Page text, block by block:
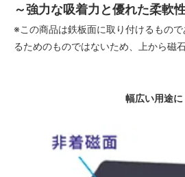
～強力な吸着力と優れた柔軟
※この商品は鉄板面に取り付けるもの
るためのものではないため、上から磁
幅広い用途に